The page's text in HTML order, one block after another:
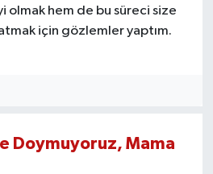
olmak hem de bu süreci size
için gözlemler yaptım.
Doymuyoruz, Mama